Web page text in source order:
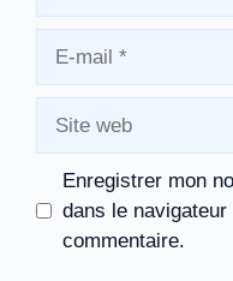
Enregistrer mon
dans le
commentaire.